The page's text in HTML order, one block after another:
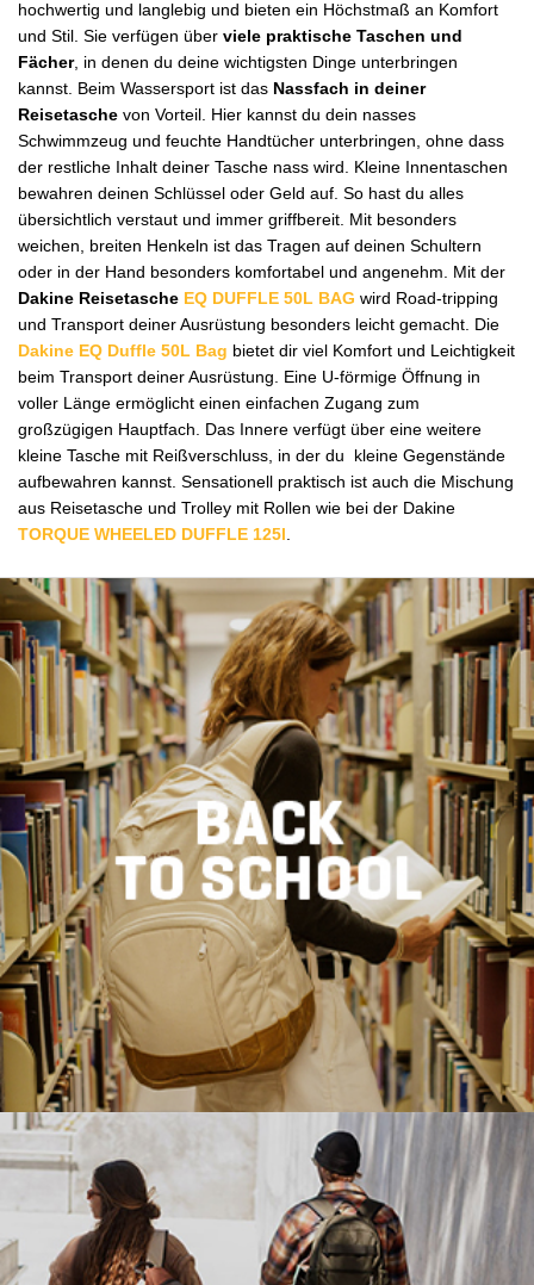
hochwertig und langlebig und bieten ein Höchstmaß an Komfort
und Stil. Sie verfügen über viele praktische Taschen und
Fächer, in denen du deine wichtigsten Dinge unterbringen
kannst. Beim Wassersport ist das Nassfach in deiner
Reisetasche von Vorteil. Hier kannst du dein nasses
Schwimmzeug und feuchte Handtücher unterbringen, ohne dass
der restliche Inhalt deiner Tasche nass wird. Kleine Innentaschen
bewahren deinen Schlüssel oder Geld auf. So hast du alles
übersichtlich verstaut und immer griffbereit. Mit besonders
weichen, breiten Henkeln ist das Tragen auf deinen Schultern
oder in der Hand besonders komfortabel und angenehm. Mit der
Dakine Reisetasche EQ DUFFLE 50L BAG wird Road-tripping
und Transport deiner Ausrüstung besonders leicht gemacht. Die
Dakine EQ Duffle 50L Bag bietet dir viel Komfort und Leichtigkeit
beim Transport deiner Ausrüstung. Eine U-förmige Öffnung in
voller Länge ermöglicht einen einfachen Zugang zum
großzügigen Hauptfach. Das Innere verfügt über eine weitere
kleine Tasche mit Reißverschluss, in der du kleine Gegenstände
aufbewahren kannst. Sensationell praktisch ist auch die Mischung
aus Reisetasche und Trolley mit Rollen wie bei der Dakine
TORQUE WHEELED DUFFLE 125l.